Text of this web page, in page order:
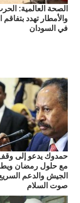
الصحة العالمية:
والأمطار تهدد بتفاقم
في السودان
حمدوك يدعو إلى
مع حلول رمضان
الجيش والدعم
صوت السلام